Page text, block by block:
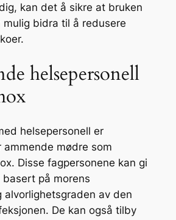
kan det å sikre at bruken
bidra til å redusere
helsepersonell
helsepersonell er
ammende mødre som
Disse fagpersonene kan gi
på morens
alvorlighetsgraden av den
De kan også tilby